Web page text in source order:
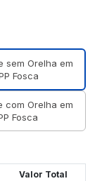
sem Orelha em
Fosca
com Orelha em
Fosca
Valor Total